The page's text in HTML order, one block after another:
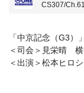
CS307/
「中京記念（G3
＜司会＞見栄晴 横
＜出演＞松本ヒロ